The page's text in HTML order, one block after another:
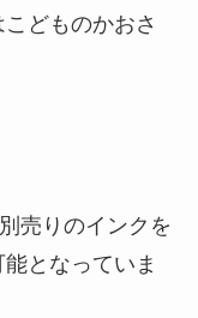
どものかおさ
売りのインクを
となっていま